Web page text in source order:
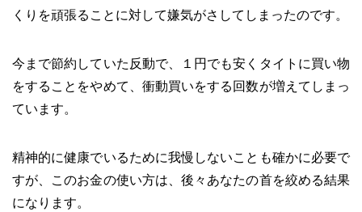
くりを頑張ることに対して嫌気がさしてしまったのです。
今まで節約していた反動で、１円でも安くタイトに買い物
をすることをやめて、衝動買いをする回数が増えてしまっ
ています。
精神的に健康でいるために我慢しないことも確かに必要で
すが、このお金の使い方は、後々あなたの首を絞める結果
になります。